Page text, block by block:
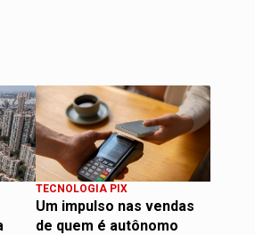
TECNOLOGIA PIX
Um impulso nas vendas
de quem é autônomo